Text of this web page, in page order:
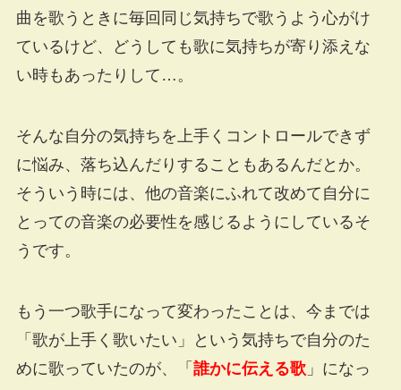
曲を歌うときに毎回同じ気持ちで歌うよう心がけ
ているけど、どうしても歌に気持ちが寄り添えな
い時もあったりして…。
そんな自分の気持ちを上手くコントロールできず
に悩み、落ち込んだりすることもあるんだとか。
そういう時には、他の音楽にふれて改めて自分に
とっての音楽の必要性を感じるようにしているそ
うです。
もう一つ歌手になって変わったことは、今までは
「歌が上手く歌いたい」という気持ちで自分のた
めに歌っていたのが、「 誰かに伝える歌」になっ